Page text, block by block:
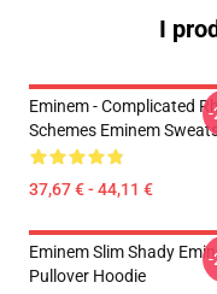
I
Eminem - Complicated
Schemes Eminem
37,67 € - 44,11 €
-
Eminem Slim Shady
Pullover Hoodie
-